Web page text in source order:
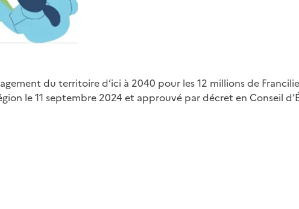
du territoire d’ici à 2040 pour les 12 millions de
le 11 septembre 2024 et approuvé par décret en Conseil